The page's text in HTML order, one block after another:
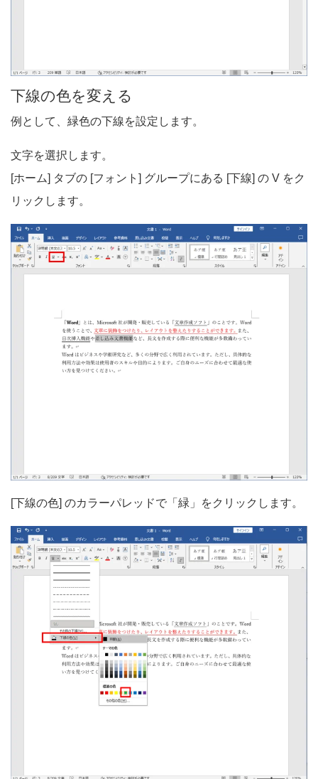
下線の色を変える
例として、緑色の下線を設定します。
文字を選択します。
[ホーム] タブの [フォント] グループにある [下線] の V をク
リックします。
[下線の色] のカラーパレッドで「緑」をクリックします。